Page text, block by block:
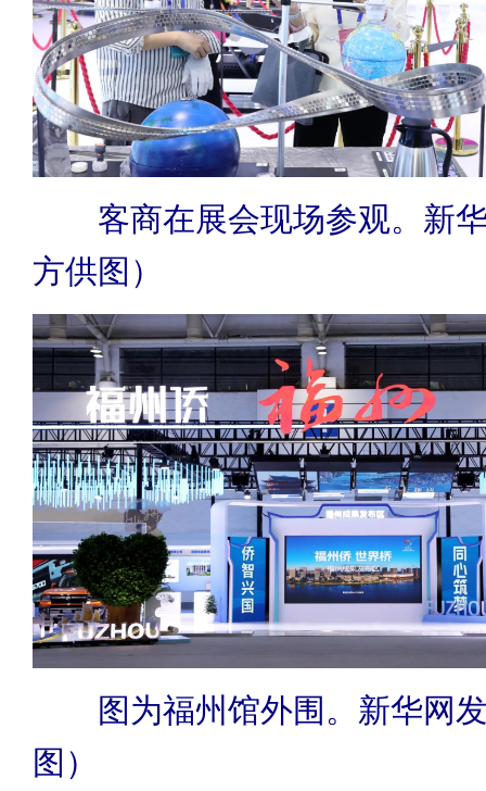
客商在展会现场参观。新
方供图）
图为福州馆外围。新华网
图）